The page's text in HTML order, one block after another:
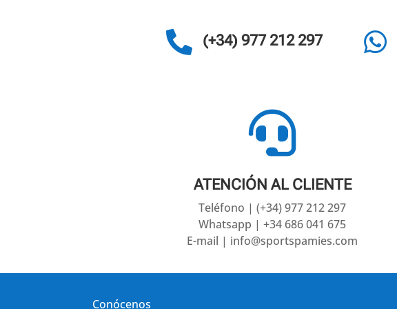
 (+34) 977 212 297 

ATENCIÓN AL CLIENTE
Teléfono | (+34) 977 212 297
Whatsapp | +34 686 041 675
E-mail | info@sportspamies.com
Conócenos